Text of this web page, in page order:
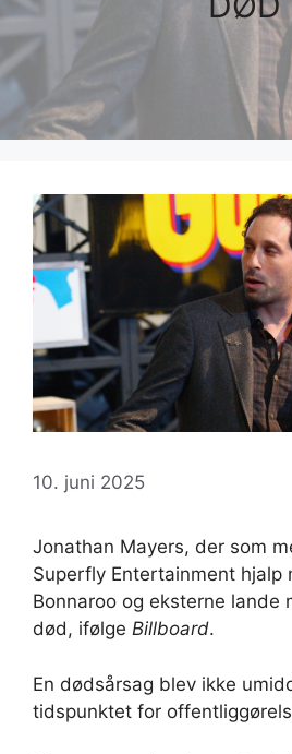
10. juni 2025
Jonathan Mayers, der som
Superfly Entertainment hjalp
Bonnaroo og eksterne lande
død, ifølge Billboard.
En dødsårsag blev ikke
tidspunktet for